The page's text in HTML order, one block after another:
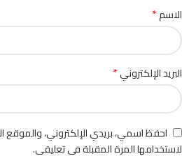
الاسم*
البريد الإلكتروني*
احفظ اسمي، بريدي الإلكتروني،
لاستخدامها المرة المقبلة في تعليقي.